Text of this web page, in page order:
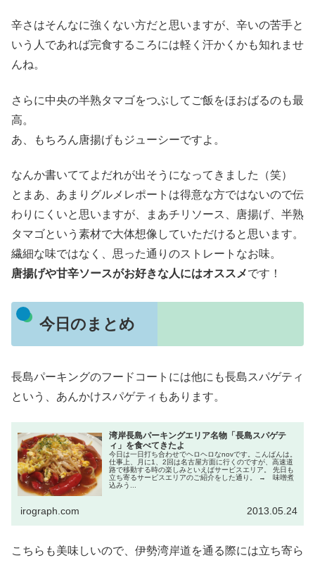
辛さはそんなに強くない方だと思いますが、辛いの苦手と
いう人であれば完食するころには軽く汗かくかも知れませ
んね。
さらに中央の半熟タマゴをつぶしてご飯をほおばるのも最
高。
あ、もちろん唐揚げもジューシーですよ。
なんか書いててよだれが出そうになってきました（笑）
とまあ、あまりグルメレポートは得意な方ではないので伝
わりにくいと思いますが、まあチリソース、唐揚げ、半熟
タマゴという素材で大体想像していただけると思います。
繊細な味ではなく、思った通りのストレートなお味。
唐揚げや甘辛ソースがお好きな人にはオススメです！
今日のまとめ
長島パーキングのフードコートには他にも長島スパゲティ
という、あんかけスパゲティもあります。
湾岸長島パーキングエリア名物「長島スパゲテ
ィ」を食べてきたよ
今日は一日打ち合わせでヘロヘロなnovです。こんばんは。
仕事上、月に1、2回は名古屋方面に行くのですが、高速道
路で移動する時の楽しみといえばサービスエリア。 先日も
立ち寄るサービスエリアのご紹介をした通り。 → 味噌煮
込みう...
irograph.com 2013.05.24
こちらも美味しいので、伊勢湾岸道を通る際には立ち寄ら